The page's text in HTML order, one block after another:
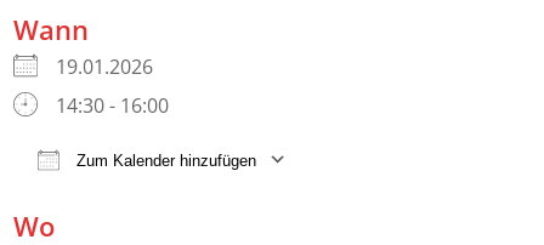
Wann
19.01.2026
14:30 - 16:00
Zum Kalender hinzufügen
Wo